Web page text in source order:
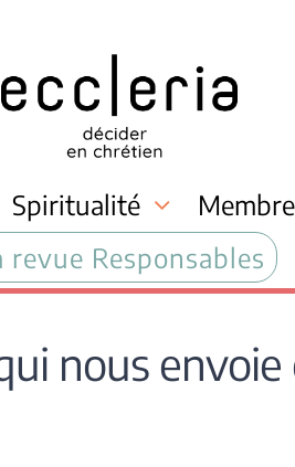
Spiritualité
revue Responsables
nous envoie